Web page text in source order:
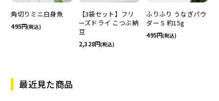
角切りミニ白身魚
495 (税込)
【3袋セット】フリ
ーズドライ こつぶ納
豆
2,328 (税込)
ふりふり うなぎパウ
ダー S 約15g
495 (税込)
最近見た商品